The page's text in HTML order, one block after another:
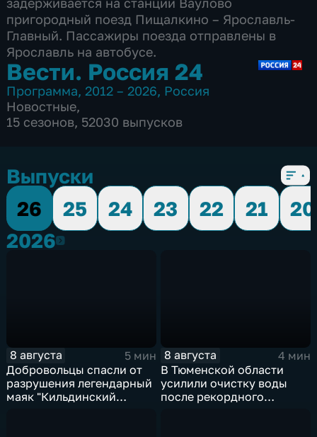
пригородный поезд Пищалкино – Ярославль-
Главный. Пассажиры поезда отправлены в
Ярославль на автобусе.
Вести. Россия 24
Программа, 2012 – 2026, Россия
Новостные,
15 сезонов, 52030 выпусков
Выпуски
26
25 24 23 22 21
20
20262026
8 августа
5 мин
Добровольцы спасли от
разрушения легендарный
маяк "Кильдинский
8 августа
4 мин
В Тюменской области
усилили очистку воды
после рекордного